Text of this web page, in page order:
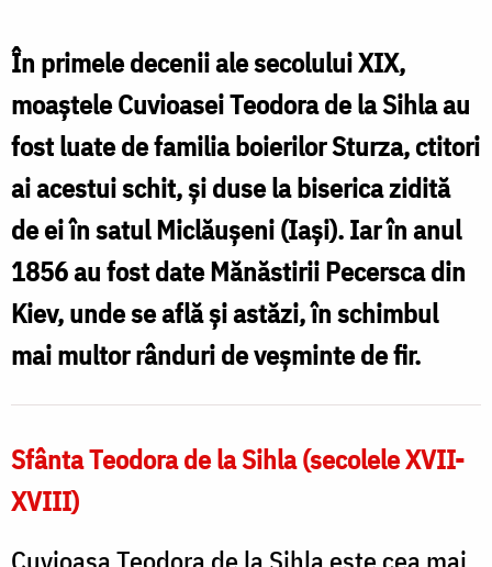
Sihla,
cea
mai
aleasă
călugăriță
sfântă
a
monahismului
Foto:
Oana
În primele decenii ale secolului XIX,
moaştele Cuvioasei Teodora de la Sihla au
fost luate de familia boierilor Sturza, ctitori
ai acestui schit, şi duse la biserica zidită
de ei în satul Miclăuşeni (Iaşi). Iar în anul
1856 au fost date Mănăstirii Pecersca din
Kiev, unde se află şi astăzi, în schimbul
mai multor rânduri de veşminte de fir.
Sfânta Teodora de la Sihla (secolele XVII-
XVIII)